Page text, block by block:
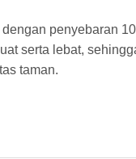
penyebaran
serta lebat,
taman.